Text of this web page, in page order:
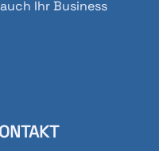
Ihr Business